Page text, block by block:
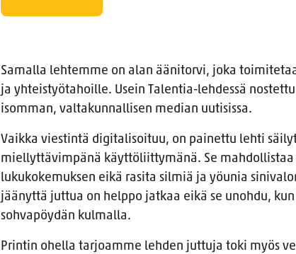
Samalla lehtemme on alan äänitorvi, joka
ja yhteistyötahoille. Usein Talentia-lehdessä
isomman, valtakunnallisen median uutisissa.
Vaikka viestintä digitalisoituu, on painettu lehti
miellyttävimpänä käyttöliittymänä. Se mahdollistaa
lukukokemuksen eikä rasita silmiä ja yöunia
jäänyttä juttua on helppo jatkaa eikä se unohdu,
sohvapöydän kulmalla.
Printin ohella tarjoamme lehden juttuja toki myös